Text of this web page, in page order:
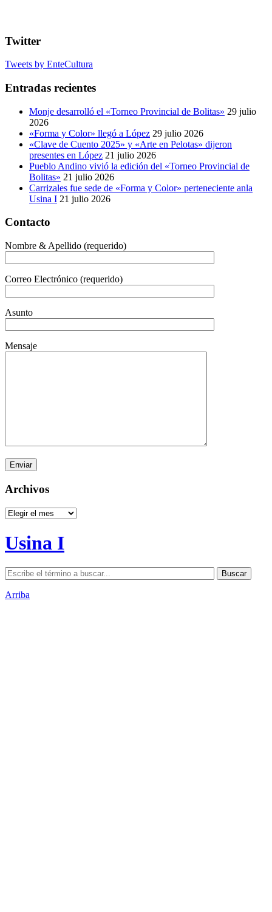
Twitter
Tweets by EnteCultura
Entradas recientes
Monje desarrolló el «Torneo Provincial de Bolitas» 29 julio
2026
«Forma y Color» llegó a López 29 julio 2026
«Clave de Cuento 2025» y «Arte en Pelotas» dijeron
presentes en López 21 julio 2026
Pueblo Andino vivió la edición del «Torneo Provincial de
Bolitas» 21 julio 2026
Carrizales fue sede de «Forma y Color» perteneciente anla
Usina I 21 julio 2026
Contacto
Nombre & Apellido (requerido)
Correo Electrónico (requerido)
Asunto
Mensaje
Archivos
Archivos
Usina I
Arriba